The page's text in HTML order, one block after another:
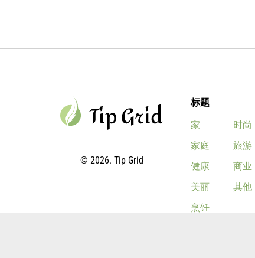
© 2026. Tip Grid
标题
家
家庭
健康
美丽
烹饪
时尚
旅游
商业
其他